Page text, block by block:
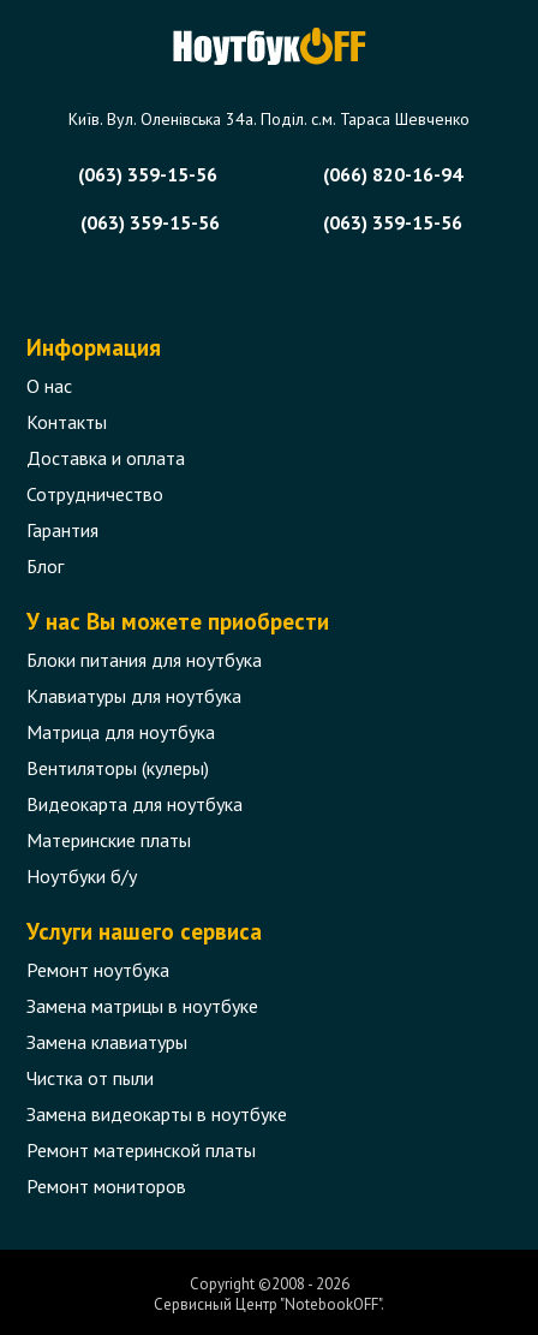
Київ. Вул. Оленівська 34а. Поділ. с.м. Тараса Шевченко
(063) 359-15-56
(066) 820-16-94
(063) 359-15-56
(063) 359-15-56
Информация
О нас
Контакты
Доставка и оплата
Сотрудничество
Гарантия
Блог
У нас Вы можете приобрести
Блоки питания для ноутбука
Клавиатуры для ноутбука
Матрица для ноутбука
Вентиляторы (кулеры)
Видеокарта для ноутбука
Материнские платы
Ноутбуки б/у
Услуги нашего сервиса
Ремонт ноутбука
Замена матрицы в ноутбуке
Замена клавиатуры
Чистка от пыли
Замена видеокарты в ноутбуке
Ремонт материнской платы
Ремонт мониторов
Copyright ©2008 - 2026
Сервисный Центр "NotebookOFF".